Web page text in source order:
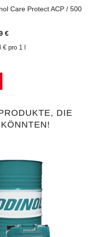
WUNSCHZETTEL
Care Protect ACP / 500
€
€ pro 1 l
DIE